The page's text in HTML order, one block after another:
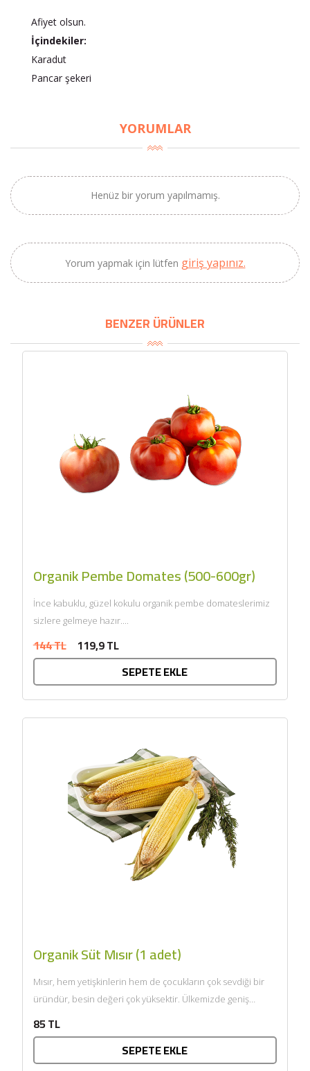
Afiyet olsun.
İçindekiler:
Karadut
Pancar şekeri
YORUMLAR
Henüz bir yorum yapılmamış.
Yorum yapmak için lütfen giriş yapınız.
BENZER ÜRÜNLER
Organik Pembe Domates (500-600gr)
İnce kabuklu, güzel kokulu organik pembe domateslerimiz
sizlere gelmeye hazır....
144 TL 119,9 TL
SEPETE EKLE
Organik Süt Mısır (1 adet)
Mısır, hem yetişkinlerin hem de çocukların çok sevdiği bir
üründür, besin değeri çok yüksektir. Ülkemizde geniş
85 TL
SEPETE EKLE
2690,00 TL
2071,30 TL
Kaan Olgun Hasat
Naturel Sızma
Sıkım) - Bilgem
Zeytincilik
SEPETE EKLE